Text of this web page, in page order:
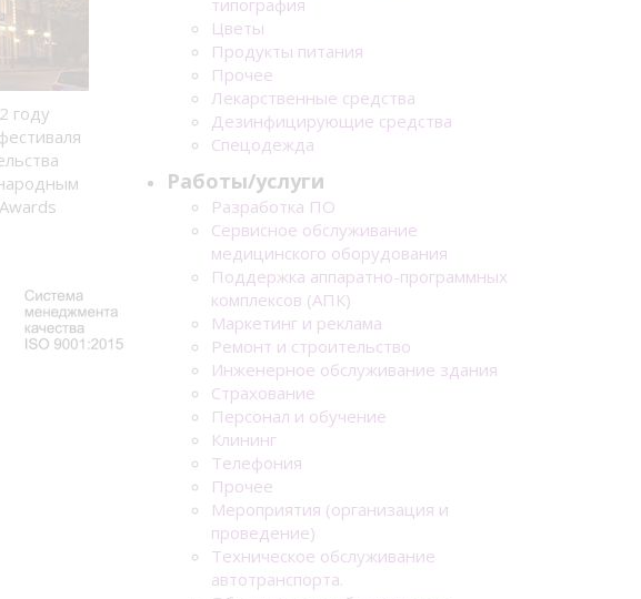
году
Цветы
Продукты питания
Прочее
Лекарственные средства
Дезинфицирующие средства
Спецодежда
Работы/услуги
Разработка ПО
Сервисное обслуживание
медицинского оборудования
Поддержка аппаратно-программных
комплексов (АПК)
Маркетинг и реклама
Ремонт и строительство
Инженерное обслуживание здания
Страхование
Персонал и обучение
Клининг
Телефония
Прочее
Мероприятия (организация и
проведение)
Техническое обслуживание
автотранспорта.